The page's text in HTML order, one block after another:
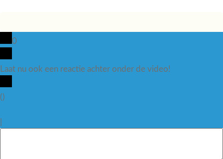
0
Laat nu ook een reactie achter onder de video!
()